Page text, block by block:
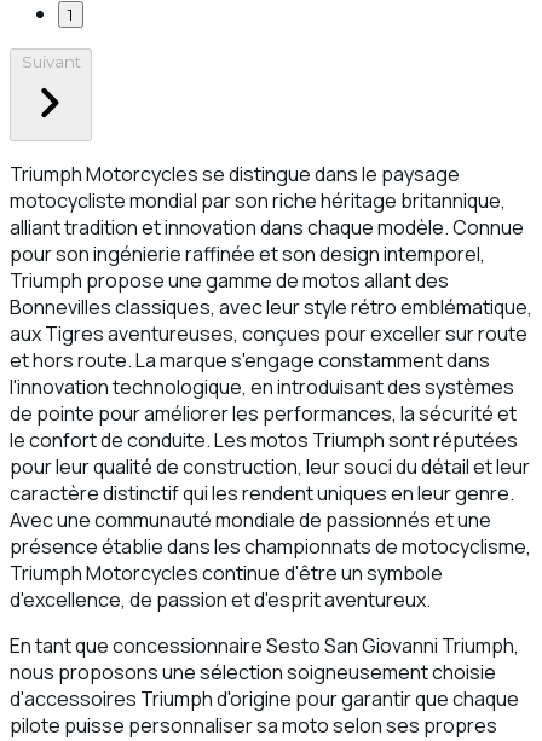
1
Triumph Motorcycles se distingue dans le paysage
motocycliste mondial par son riche héritage britannique,
alliant tradition et innovation dans chaque modèle. Connue
pour son ingénierie raffinée et son design intemporel,
Triumph propose une gamme de motos allant des
Bonnevilles classiques, avec leur style rétro emblématique,
aux Tigres aventureuses, conçues pour exceller sur route
et hors route. La marque s'engage constamment dans
l'innovation technologique, en introduisant des systèmes
de pointe pour améliorer les performances, la sécurité et
le confort de conduite. Les motos Triumph sont réputées
pour leur qualité de construction, leur souci du détail et leur
caractère distinctif qui les rendent uniques en leur genre.
Avec une communauté mondiale de passionnés et une
présence établie dans les championnats de motocyclisme,
Triumph Motorcycles continue d'être un symbole
d'excellence, de passion et d'esprit aventureux.
En tant que concessionnaire Sesto San Giovanni Triumph,
nous proposons une sélection soigneusement choisie
d'accessoires Triumph d'origine pour garantir que chaque
pilote puisse personnaliser sa moto selon ses propres